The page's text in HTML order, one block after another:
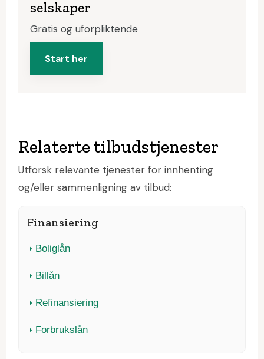
selskaper
Gratis og uforpliktende
Start her
Relaterte tilbudstjenester
Utforsk relevante tjenester for innhenting
og/eller sammenligning av tilbud:
Finansiering
Boliglån
Billån
Refinansiering
Forbrukslån